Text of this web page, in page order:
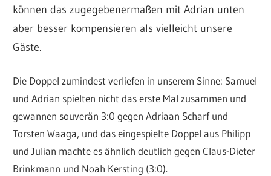
können das zugegebenermaßen mit Adrian unten
aber besser kompensieren als vielleicht unsere
Gäste.
Die Doppel zumindest verliefen in unserem Sinne: Samuel
und Adrian spielten nicht das erste Mal zusammen und
gewannen souverän 3:0 gegen Adriaan Scharf und
Torsten Waaga, und das eingespielte Doppel aus Philipp
und Julian machte es ähnlich deutlich gegen Claus-Dieter
Brinkmann und Noah Kersting (3:0).